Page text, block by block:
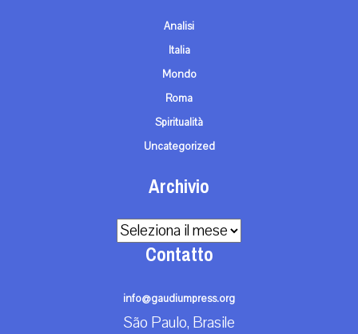
Analisi
Italia
Mondo
Roma
Spiritualità
Uncategorized
Archivio
Archivio
Contatto
info@gaudiumpress.org
São Paulo, Brasile